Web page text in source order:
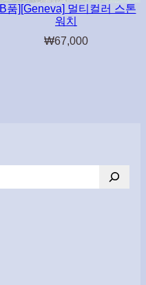
[B품][Geneva] 멀티컬러 스톤
워치
₩67,000